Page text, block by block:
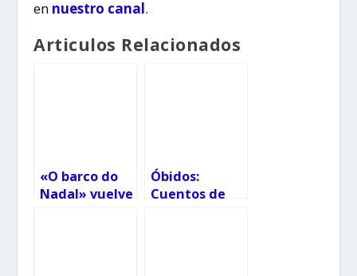
en nuestro canal.
Articulos Relacionados
«O barco do
Nadal» vuelve
Óbidos:
Cuentos de